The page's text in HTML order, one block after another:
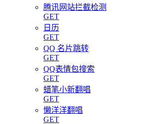
腾讯网站拦截检测
GET
日历
GET
QQ 名片跳转
GET
QQ表情包搜索
GET
蜡笔小新翻唱
GET
懒洋洋翻唱
GET